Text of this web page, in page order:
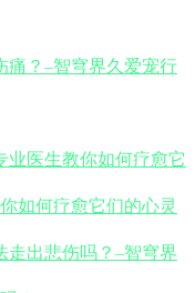
如何疗愈它们的心灵